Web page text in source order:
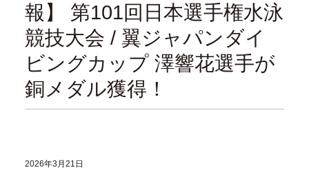
報】 第101回日本選手権水泳
競技大会 / 翼ジャパンダイ
ビングカップ 澤響花選手が
銅メダル獲得！
2026年3月21日